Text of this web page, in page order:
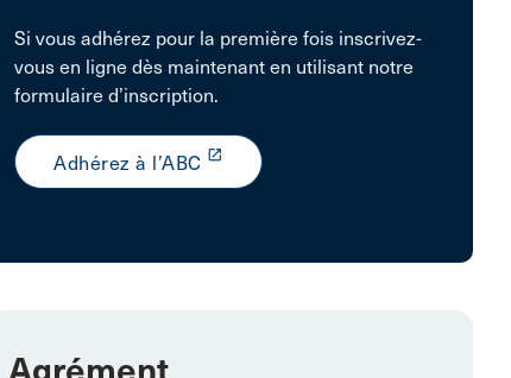
Si vous adhérez pour la première fois inscrivez-
vous en ligne dès maintenant en utilisant notre
formulaire d’inscription.
Adhérez à l’ABC launch